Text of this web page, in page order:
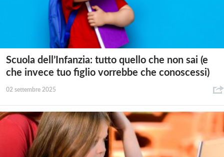
Scuola dell’Infanzia: tutto quello che non sai (e
che invece tuo figlio vorrebbe che conoscessi)
02 settembre 2025